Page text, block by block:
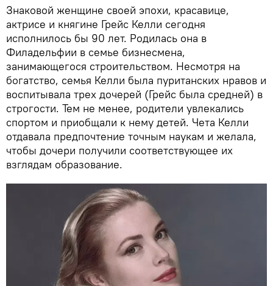
Знаковой женщине своей эпохи, красавице,
актрисе и княгине Грейс Келли сегодня
исполнилось бы 90 лет. Родилась она в
Филадельфии в семье бизнесмена,
занимающегося строительством. Несмотря на
богатство, семья Келли была пуританских нравов и
воспитывала трех дочерей (Грейс была средней) в
строгости. Тем не менее, родители увлекались
спортом и приобщали к нему детей. Чета Келли
отдавала предпочтение точным наукам и желала,
чтобы дочери получили соответствующее их
взглядам образование.